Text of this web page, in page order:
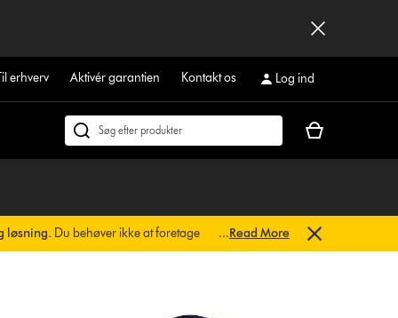
erhverv Aktivér garantien Kontakt os Log ind
Søg
Indkøbskurven
løsning. Du behøver ikke at foretage ...Read More